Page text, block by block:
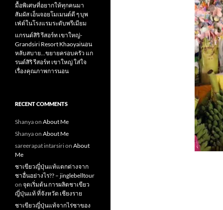
มื้อพิเศษที่อยากให้ทุกคนมา
สัมผัส เอ็นจอยโมเมนต์ดี ๆ บุพ
เฟ่ต์ในโรงแรมระดับพรีเมียม
แกรนด์สิริ​ รีสอร์ท​ เขาใหญ่​-
Grandsiri​ Resort​ Khaoyaiนอน
หลับสบาย…ขยายครอบครัว แก
รนด์สิริ รีสอร์ท เขาใหญ่ ใส่ใจ
เรื่องคุณภาพการนอน
RECENT COMMENTS
Shanyaon About Me
Shanyaon About Me
sareerapat intarsirion About
Me
ชาเขียวญี่ปุ่นแท้แตกต่างจาก
ชาอื่นอย่างไร?? – jinglebelltour
on จุดเริ่มต้น การผลิตชาเขียว
ญี่ปุ่นแท้ ที่จังหวัด เชียงราย
ชาเขียวญี่ปุ่นแท้จากไร่ชาของ